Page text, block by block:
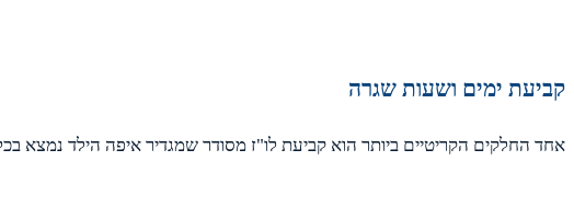
קביעת ימים ושעות שגרה
אחד החלקים הקריטיים ביותר הוא קביעת לו"ז מסודר שמגדיר איפה הילד נמצא בכל